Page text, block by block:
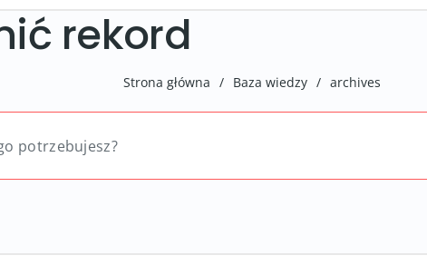
rekord
Strona główna / Baza wiedzy / archives